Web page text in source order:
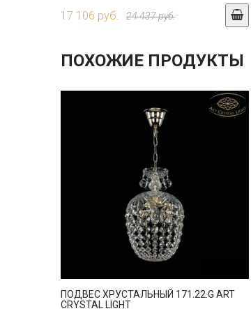
17 106 руб. 24 437 руб.
ПОХОЖИЕ ПРОДУКТЫ
ПОДВЕС ХРУСТАЛЬНЫЙ 171.22.G ART
CRYSTAL LIGHT